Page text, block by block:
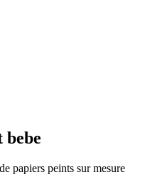
bebe
papiers peints sur mesure